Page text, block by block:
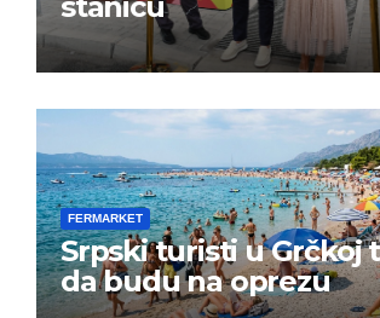
FERMARKET
Srpski turisti u Grčkoj
da budu na oprezu